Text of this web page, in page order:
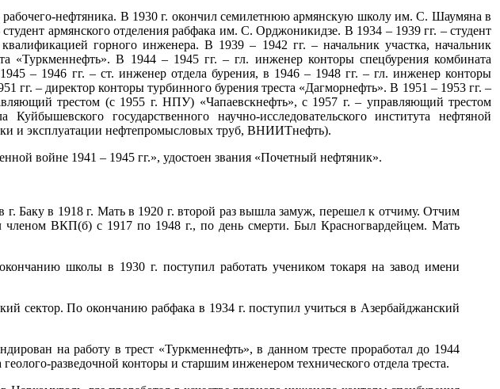
рабочего-нефтяника. В 1930 г. окончил семилетнюю армянскую школу им. С. Шаумяна в
армянского отделения рабфака им. С. Орджоникидзе. В 1934 – 1939 гг. – студент
горного инженера. В 1939 – 1942 гг. – начальник участка, начальник
«Туркменнефть». В 1944 – 1945 гг. – гл. инженер конторы спецбурения комбината
– 1946 гг. – ст. инженер отдела бурения, в 1946 – 1948 гг. – гл. инженер конторы
гг. – директор конторы турбинного бурения треста «Дагморнефть». В 1951 – 1953 гг. –
трестом (с 1955 г. НПУ) «Чапаевскнефть», с 1957 г. – управляющий трестом
государственного научно-исследовательского института нефтяной
и эксплуатации нефтепромысловых труб, ВНИИТнефть).
войне 1941 – 1945 гг.», удостоен звания «Почетный нефтяник».
Баку в 1918 г. Мать в 1920 г. второй раз вышла замуж, перешел к отчиму. Отчим
ВКП(б) с 1917 по 1948 г., по день смерти. Был Красногвардейцем. Мать
школы в 1930 г. поступил работать учеником токаря на завод имени
сектор. По окончанию рабфака в 1934 г. поступил учиться в Азербайджанский
на работу в трест «Туркменнефть», в данном тресте проработал до 1944
разведочной конторы и старшим инженером технического отдела треста.